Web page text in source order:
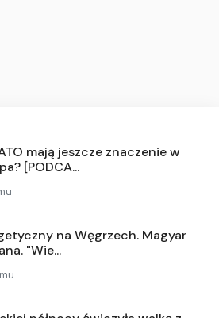
mają jeszcze znaczenie w
[PODCA...
na Węgrzech. Magyar
"Wie...